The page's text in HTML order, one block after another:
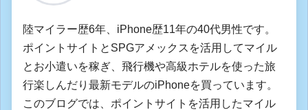
陸マイラー歴6年、iPhone歴11年の40代男性です。
ポイントサイトとSPGアメックスを活用してマイル
とお小遣いを稼ぎ、飛行機や高級ホテルを使った旅
行楽しんだり最新モデルのiPhoneを買っています。
このブログでは、ポイントサイトを活用したマイル